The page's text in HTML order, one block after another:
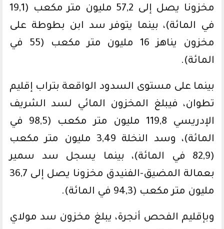
مخزونا يصل إلى 57,2 مليون متر مكعب (19,1
في المائة)، بينما يتوفر سد ابن بطوطة على
مخزون يناهز 16 مليون متر مكعب (55 في
المائة).
بينما على مستوى السدود الواقعة بتراب إقليم
تطوان، فيبلغ المخزون المائي لسد الشريف
الإدريسي 119,8 مليون متر مكعب (98,5 في
المائة)، وسد النخلة 3,49 مليون متر مكعب
(82,9 في المائة)، بينما يسجل سد سمير
بعمالة المضيق-الفنيدق مخزونا يصل إلى 36,7
مليون متر مكعب (94,3 في المائة).
وبإقليم الفحص أنجرة، يبلغ مخزون سد مولاي